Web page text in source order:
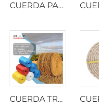
CUERDA PARA CAMIONES DE CALIFORNIA
CUERDA TRENZADA DE PELÍCULA DIVIDIDA DE PP